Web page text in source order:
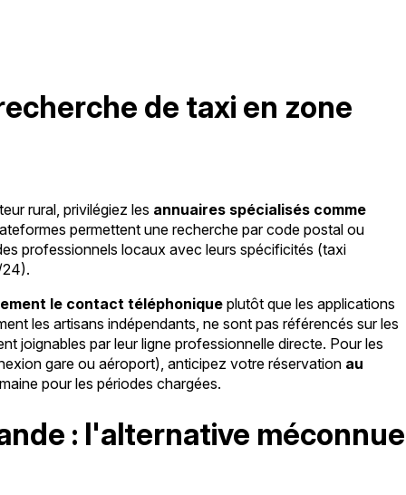
de taxi en zone
rural, privilégiez les annuaires spécialisés comme
permettent une recherche par code postal ou
professionnels locaux avec leurs spécificités (taxi
24).
le contact téléphoniqueplutôt que les applications
les artisans indépendants, ne sont pas référencés sur les
joignables par leur ligne professionnelle directe. Pour les
gare ou aéroport), anticipez votre réservation au
pour les périodes chargées.
: l'alternative méconnue